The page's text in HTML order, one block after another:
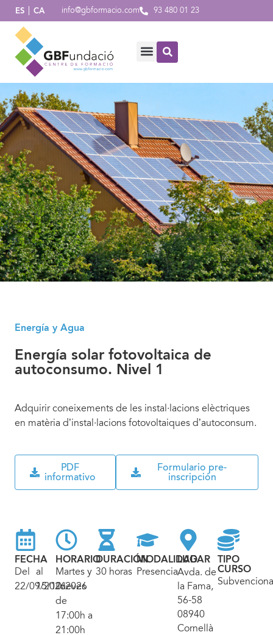
ES CA info@gbformacio.com 93 480 01 23
Energía y Agua
Energía solar fotovoltaica de
autoconsumo. Nivel 1
Adquirir coneixements de les instal·lacions elèctriques
en matèria d’instal·lacions fotovoltaiques d’autoconsum.
PDF
informativo
Formulario pre-
inscripción
FECHA
Del
22/09/2026
al
15/10/2026
HORARIO
Martes y
Jueves
de
17:00h a
21:00h
DURACIÓN
30 horas
MODALIDAD
Presencial
LUGAR
Avda. de
la Fama,
56-58
08940
Cornellà
TIPO
CURSO